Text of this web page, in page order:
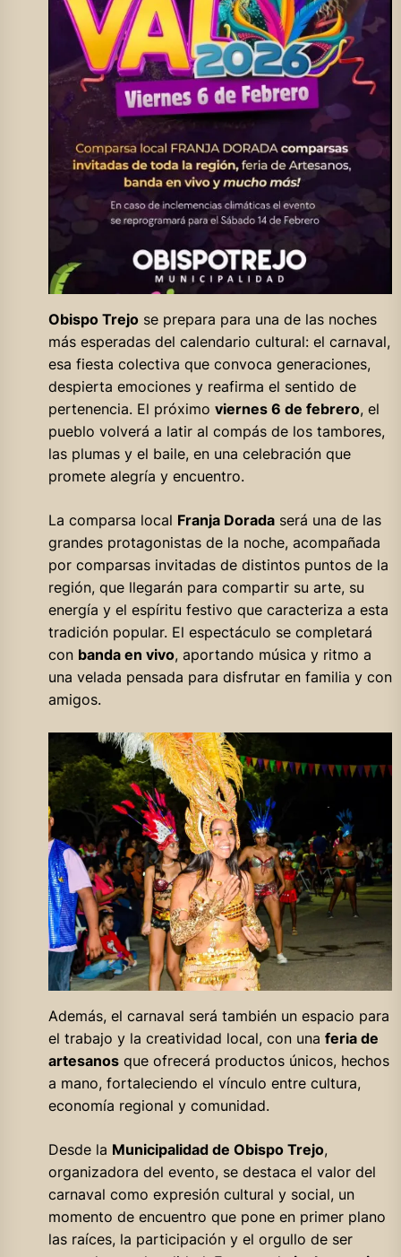
Obispo Trejose prepara para una de las noches
más esperadas del calendario cultural: el carnaval,
esa fiesta colectiva que convoca generaciones,
despierta emociones y reafirma el sentido de
pertenencia. El próximo viernes 6 de febrero, el
pueblo volverá a latir al compás de los tambores,
las plumas y el baile, en una celebración que
promete alegría y encuentro.
La comparsa local Franja Doradaserá una de las
grandes protagonistas de la noche, acompañada
por comparsas invitadas de distintos puntos de la
región, que llegarán para compartir su arte, su
energía y el espíritu festivo que caracteriza a esta
tradición popular. El espectáculo se completará
con banda en vivo, aportando música y ritmo a
una velada pensada para disfrutar en familia y con
amigos.
Además, el carnaval será también un espacio para
el trabajo y la creatividad local, con una feria de
artesanosque ofrecerá productos únicos, hechos
a mano, fortaleciendo el vínculo entre cultura,
economía regional y comunidad.
Desde la Municipalidad de Obispo Trejo,
organizadora del evento, se destaca el valor del
carnaval como expresión cultural y social, un
momento de encuentro que pone en primer plano
las raíces, la participación y el orgullo de ser